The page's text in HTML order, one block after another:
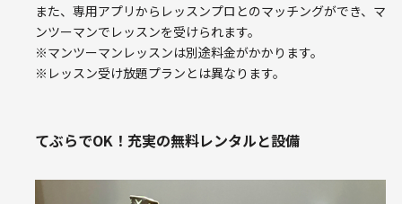
また、専用アプリからレッスンプロとのマッチングができ、マ
ンツーマンでレッスンを受けられます。
※マンツーマンレッスンは別途料金がかかります。
※レッスン受け放題プランとは異なります。
てぶらでOK！充実の無料レンタルと設備